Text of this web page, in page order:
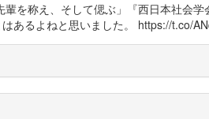
を称え、そして偲ぶ」『西日本社会
あるよねと思いました。 https://t.co/